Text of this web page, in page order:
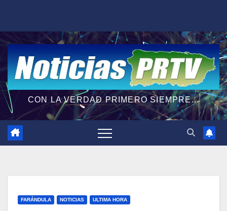
CON LA VERDAD PRIMERO SIEMPRE...
FARÁNDULA NOTICIAS ULTIMA HORA